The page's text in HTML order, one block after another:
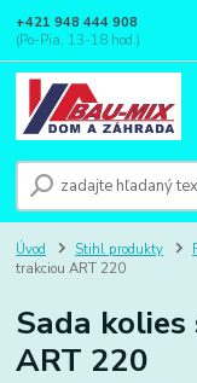
+421 948 444 908
(Po-Pia, 13-18 hod.)
Úvod Stihl produkty
trakciou ART 220
Sada
ART 220